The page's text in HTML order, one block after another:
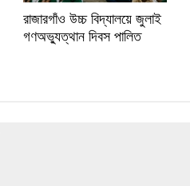
রাজারগাঁও উচ্চ বিদ্যালয়ে জুলাই
গণঅভ্যুত্থান দিবস পালিত